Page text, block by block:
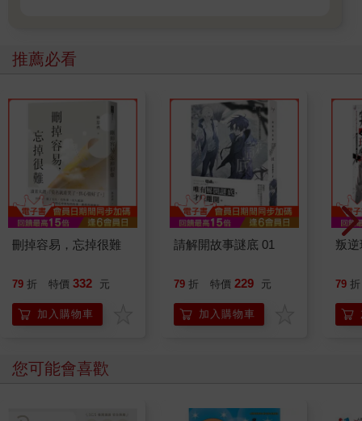
推薦必看
刪掉容易，忘掉很難
79 折 特價 332 元
加入購物車
請解開故事謎底 01
79 折 特價 229 元
加入購物車
叛
79 折
您可能會喜歡